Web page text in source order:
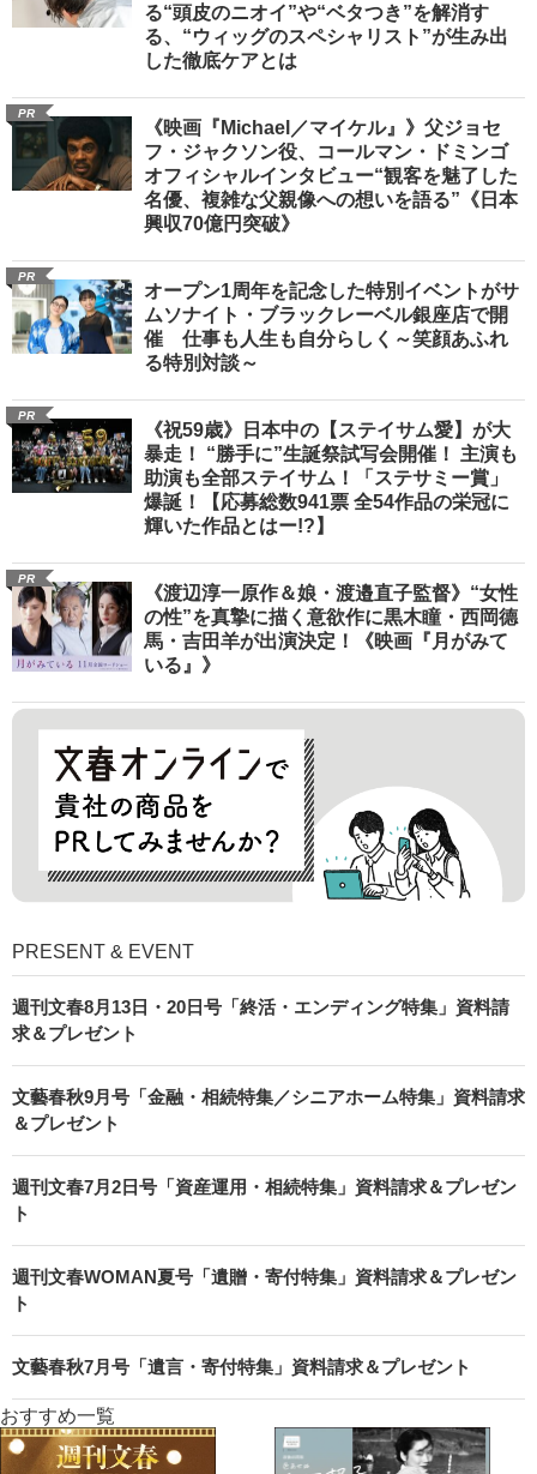
る“頭皮のニオイ”や“ベタつき”を解消す
る、“ウィッグのスペシャリスト”が生み出
した徹底ケアとは
PR
《映画『Michael／マイケル』》父ジョセ
フ・ジャクソン役、コールマン・ドミンゴ
オフィシャルインタビュー“観客を魅了した
名優、複雑な父親像への想いを語る”《日本
興収70億円突破》
PR
オープン1周年を記念した特別イベントがサ
ムソナイト・ブラックレーベル銀座店で開
催 仕事も人生も自分らしく～笑顔あふれ
る特別対談～
PR
《祝59歳》日本中の【ステイサム愛】が大
暴走！ “勝手に”生誕祭試写会開催！ 主演も
助演も全部ステイサム！「ステサミー賞」
爆誕！【応募総数941票 全54作品の栄冠に
輝いた作品とはー!?】
PR
《渡辺淳一原作＆娘・渡邉直子監督》“女性
の性”を真摯に描く意欲作に黒木瞳・西岡德
馬・吉田羊が出演決定！《映画『月がみて
いる』》
PRESENT & EVENT
週刊文春8月13日・20日号「終活・エンディング特集」資料請
求＆プレゼント
文藝春秋9月号「金融・相続特集／シニアホーム特集」資料請求
＆プレゼント
週刊文春7月2日号「資産運用・相続特集」資料請求＆プレゼン
ト
週刊文春WOMAN夏号「遺贈・寄付特集」資料請求＆プレゼン
ト
文藝春秋7月号「遺言・寄付特集」資料請求＆プレゼント
おすすめ一覧